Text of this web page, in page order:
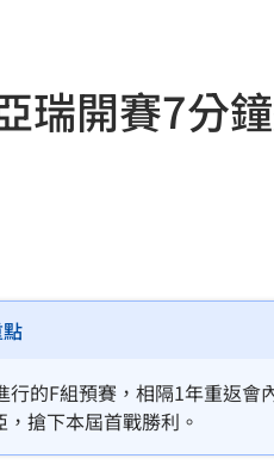
Shopping導購？
膠水 逾8成含致癌敏物
兆元企業挑戰月營收兆
陸委會示警兩類人士
力挨批：獨厚國外粉絲
日本海」發射彈道飛彈
店保養 遭重踩拉轉試車
陳佩琪曝「開了新存摺」
瑞開賽7分
行的F組預賽，相隔1年重返
搶下本屆首戰勝利。